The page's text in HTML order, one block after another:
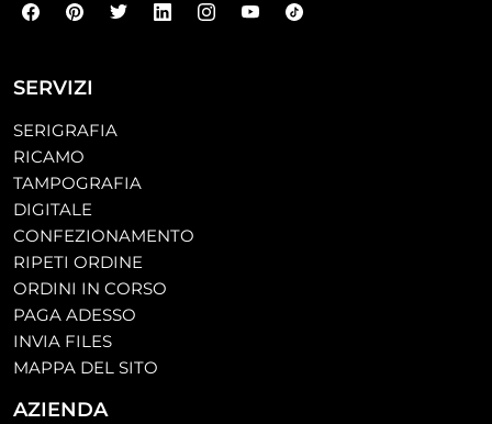
SERVIZI
SERIGRAFIA
RICAMO
TAMPOGRAFIA
DIGITALE
CONFEZIONAMENTO
RIPETI ORDINE
ORDINI IN CORSO
PAGA ADESSO
INVIA FILES
MAPPA DEL SITO
AZIENDA